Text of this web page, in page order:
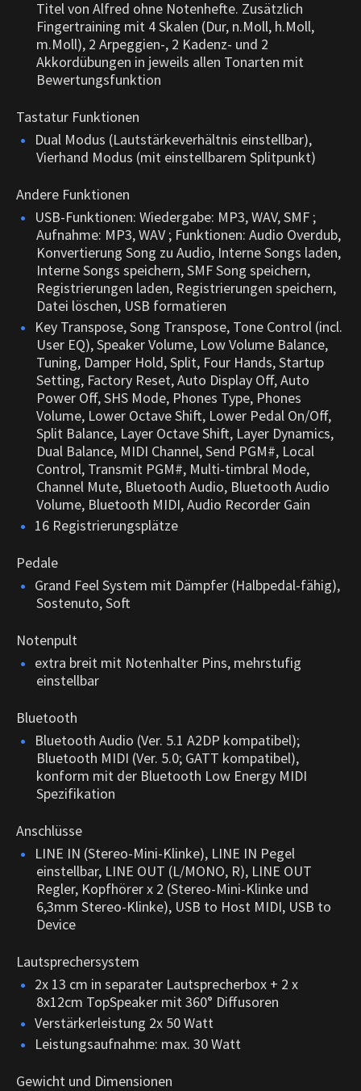
Titel von Alfred ohne Notenhefte. Zusätzlich
Fingertraining mit 4 Skalen (Dur, n.Moll, h.Moll,
m.Moll), 2 Arpeggien-, 2 Kadenz- und 2
Akkordübungen in jeweils allen Tonarten mit
Bewertungsfunktion
Tastatur Funktionen
Dual Modus (Lautstärkeverhältnis einstellbar),
Vierhand Modus (mit einstellbarem Splitpunkt)
Andere Funktionen
USB-Funktionen: Wiedergabe: MP3, WAV, SMF ;
Aufnahme: MP3, WAV ; Funktionen: Audio Overdub,
Konvertierung Song zu Audio, Interne Songs laden,
Interne Songs speichern, SMF Song speichern,
Registrierungen laden, Registrierungen speichern,
Datei löschen, USB formatieren
Key Transpose, Song Transpose, Tone Control (incl.
User EQ), Speaker Volume, Low Volume Balance,
Tuning, Damper Hold, Split, Four Hands, Startup
Setting, Factory Reset, Auto Display Off, Auto
Power Off, SHS Mode, Phones Type, Phones
Volume, Lower Octave Shift, Lower Pedal On/Off,
Split Balance, Layer Octave Shift, Layer Dynamics,
Dual Balance, MIDI Channel, Send PGM#, Local
Control, Transmit PGM#, Multi-timbral Mode,
Channel Mute, Bluetooth Audio, Bluetooth Audio
Volume, Bluetooth MIDI, Audio Recorder Gain
16 Registrierungsplätze
Pedale
Grand Feel System mit Dämpfer (Halbpedal-fähig),
Sostenuto, Soft
Notenpult
extra breit mit Notenhalter Pins, mehrstufig
einstellbar
Bluetooth
Bluetooth Audio (Ver. 5.1 A2DP kompatibel);
Bluetooth MIDI (Ver. 5.0; GATT kompatibel),
konform mit der Bluetooth Low Energy MIDI
Spezifikation
Anschlüsse
LINE IN (Stereo-Mini-Klinke), LINE IN Pegel
einstellbar, LINE OUT (L/MONO, R), LINE OUT
Regler, Kopfhörer x 2 (Stereo-Mini-Klinke und
6,3mm Stereo-Klinke), USB to Host MIDI, USB to
Device
Lautsprechersystem
2x 13 cm in separater Lautsprecherbox + 2 x
8x12cm TopSpeaker mit 360° Diffusoren
Verstärkerleistung 2x 50 Watt
Leistungsaufnahme: max. 30 Watt
Gewicht und Dimensionen